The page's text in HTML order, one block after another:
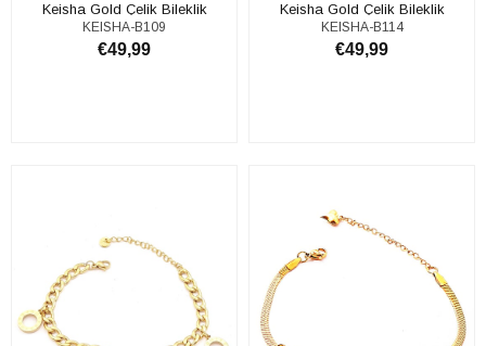
Keisha Gold Çelik Bileklik
KEISHA-B109
€49,99
Keisha Gold Çelik Bileklik
KEISHA-B114
€49,99